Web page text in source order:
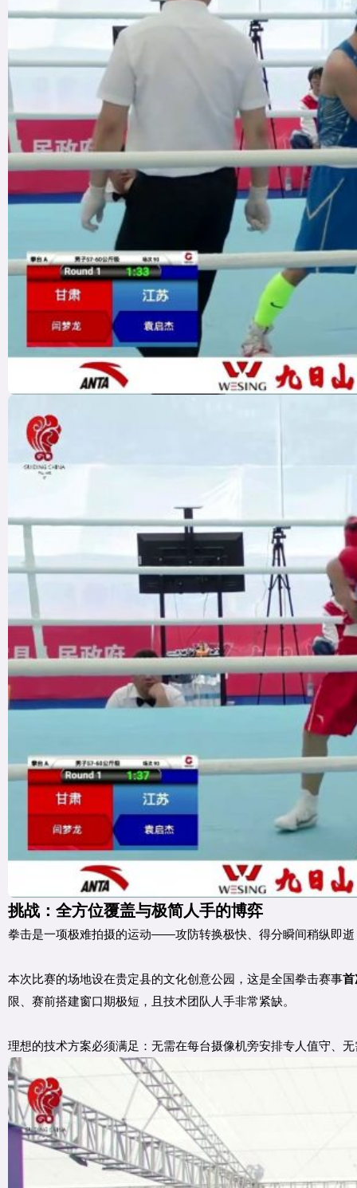
挑战：全方位覆盖与极简人手的博弈
拳击是一项极难拍摄的运动——攻防转换极快、得分瞬间稍纵即
本次比赛的场地设在贵定县的文化创意公园，这是全国拳击赛事首
限、赛前搭建窗口期极短，且技术团队人手非常紧缺。
理想的技术方案必须满足：无需在每台摄像机旁安排专人值守、